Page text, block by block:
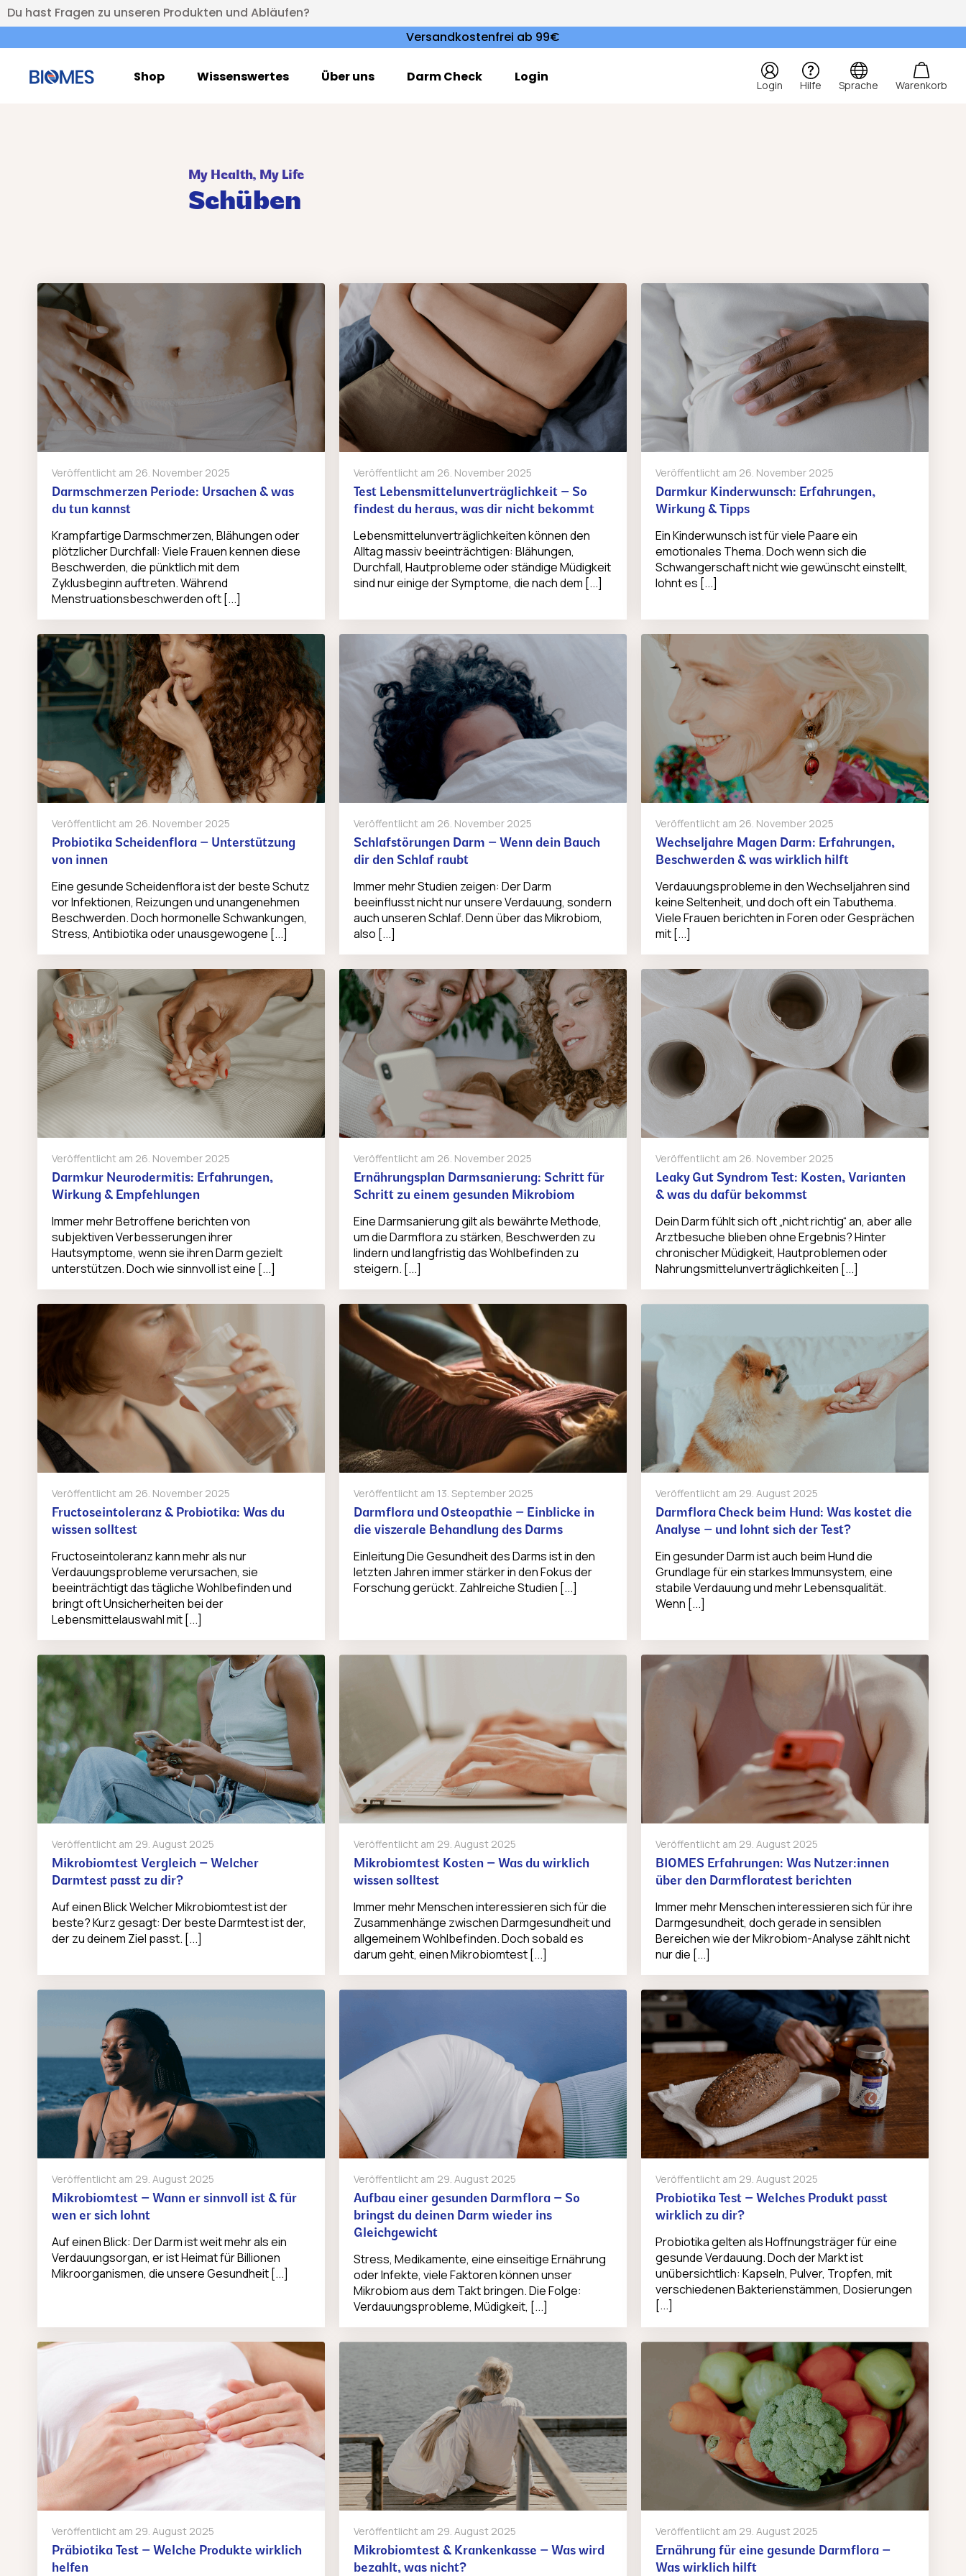
Du hast Fragen zu unseren Produkten und Abläufen?
Versandkostenfrei ab 99€
Shop Wissenswertes Über uns Darm Check Login
Login Hilfe Sprache Warenkorb
My Health, My Life
Schüben
Veröffentlicht am 26. November 2025
Darmschmerzen Periode: Ursachen & was
du tun kannst
Krampfartige Darmschmerzen, Blähungen oder
plötzlicher Durchfall: Viele Frauen kennen diese
Beschwerden, die pünktlich mit dem
Zyklusbeginn auftreten. Während
Menstruationsbeschwerden oft [...]
Veröffentlicht am 26. November 2025
Test Lebensmittelunverträglichkeit – So
findest du heraus, was dir nicht bekommt
Lebensmittelunverträglichkeiten können den
Alltag massiv beeinträchtigen: Blähungen,
Durchfall, Hautprobleme oder ständige Müdigkeit
sind nur einige der Symptome, die nach dem [...]
Veröffentlicht am 26. November 2025
Darmkur Kinderwunsch: Erfahrungen,
Wirkung & Tipps
Ein Kinderwunsch ist für viele Paare ein
emotionales Thema. Doch wenn sich die
Schwangerschaft nicht wie gewünscht einstellt,
lohnt es [...]
Veröffentlicht am 26. November 2025
Probiotika Scheidenflora – Unterstützung
von innen
Eine gesunde Scheidenflora ist der beste Schutz
vor Infektionen, Reizungen und unangenehmen
Beschwerden. Doch hormonelle Schwankungen,
Stress, Antibiotika oder unausgewogene [...]
Veröffentlicht am 26. November 2025
Schlafstörungen Darm – Wenn dein Bauch
dir den Schlaf raubt
Immer mehr Studien zeigen: Der Darm
beeinflusst nicht nur unsere Verdauung, sondern
auch unseren Schlaf. Denn über das Mikrobiom,
also [...]
Veröffentlicht am 26. November 2025
Wechseljahre Magen Darm: Erfahrungen,
Beschwerden & was wirklich hilft
Verdauungsprobleme in den Wechseljahren sind
keine Seltenheit, und doch oft ein Tabuthema.
Viele Frauen berichten in Foren oder Gesprächen
mit [...]
Veröffentlicht am 26. November 2025
Darmkur Neurodermitis: Erfahrungen,
Wirkung & Empfehlungen
Immer mehr Betroffene berichten von
subjektiven Verbesserungen ihrer
Hautsymptome, wenn sie ihren Darm gezielt
unterstützen. Doch wie sinnvoll ist eine [...]
Veröffentlicht am 26. November 2025
Ernährungsplan Darmsanierung: Schritt für
Schritt zu einem gesunden Mikrobiom
Eine Darmsanierung gilt als bewährte Methode,
um die Darmflora zu stärken, Beschwerden zu
lindern und langfristig das Wohlbefinden zu
steigern. [...]
Veröffentlicht am 26. November 2025
Leaky Gut Syndrom Test: Kosten, Varianten
& was du dafür bekommst
Dein Darm fühlt sich oft „nicht richtig“ an, aber alle
Arztbesuche blieben ohne Ergebnis? Hinter
chronischer Müdigkeit, Hautproblemen oder
Nahrungsmittelunverträglichkeiten [...]
Veröffentlicht am 26. November 2025
Fructoseintoleranz & Probiotika: Was du
wissen solltest
Fructoseintoleranz kann mehr als nur
Verdauungsprobleme verursachen, sie
beeinträchtigt das tägliche Wohlbefinden und
bringt oft Unsicherheiten bei der
Lebensmittelauswahl mit [...]
Veröffentlicht am 13. September 2025
Darmflora und Osteopathie – Einblicke in
die viszerale Behandlung des Darms
Einleitung Die Gesundheit des Darms ist in den
letzten Jahren immer stärker in den Fokus der
Forschung gerückt. Zahlreiche Studien [...]
Veröffentlicht am 29. August 2025
Darmflora Check beim Hund: Was kostet die
Analyse – und lohnt sich der Test?
Ein gesunder Darm ist auch beim Hund die
Grundlage für ein starkes Immunsystem, eine
stabile Verdauung und mehr Lebensqualität.
Wenn [...]
Veröffentlicht am 29. August 2025
Mikrobiomtest Vergleich – Welcher
Darmtest passt zu dir?
Auf einen Blick Welcher Mikrobiomtest ist der
beste? Kurz gesagt: Der beste Darmtest ist der,
der zu deinem Ziel passt. [...]
Veröffentlicht am 29. August 2025
Mikrobiomtest Kosten – Was du wirklich
wissen solltest
Immer mehr Menschen interessieren sich für die
Zusammenhänge zwischen Darmgesundheit und
allgemeinem Wohlbefinden. Doch sobald es
darum geht, einen Mikrobiomtest [...]
Veröffentlicht am 29. August 2025
BIOMES Erfahrungen: Was Nutzer:innen
über den Darmfloratest berichten
Immer mehr Menschen interessieren sich für ihre
Darmgesundheit, doch gerade in sensiblen
Bereichen wie der Mikrobiom-Analyse zählt nicht
nur die [...]
Veröffentlicht am 29. August 2025
Mikrobiomtest – Wann er sinnvoll ist & für
wen er sich lohnt
Auf einen Blick: Der Darm ist weit mehr als ein
Verdauungsorgan, er ist Heimat für Billionen
Mikroorganismen, die unsere Gesundheit [...]
Veröffentlicht am 29. August 2025
Aufbau einer gesunden Darmflora – So
bringst du deinen Darm wieder ins
Gleichgewicht
Stress, Medikamente, eine einseitige Ernährung
oder Infekte, viele Faktoren können unser
Mikrobiom aus dem Takt bringen. Die Folge:
Verdauungsprobleme, Müdigkeit, [...]
Veröffentlicht am 29. August 2025
Probiotika Test – Welches Produkt passt
wirklich zu dir?
Probiotika gelten als Hoffnungsträger für eine
gesunde Verdauung. Doch der Markt ist
unübersichtlich: Kapseln, Pulver, Tropfen, mit
verschiedenen Bakterienstämmen, Dosierungen
[...]
Veröffentlicht am 29. August 2025
Präbiotika Test – Welche Produkte wirklich
helfen
Veröffentlicht am 29. August 2025
Mikrobiomtest & Krankenkasse – Was wird
bezahlt, was nicht?
Veröffentlicht am 29. August 2025
Ernährung für eine gesunde Darmflora –
Was wirklich hilft